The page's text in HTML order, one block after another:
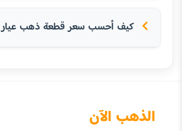
كيف أحسب سعر قطعة ذهب عيار 21؟
الذهب الآن